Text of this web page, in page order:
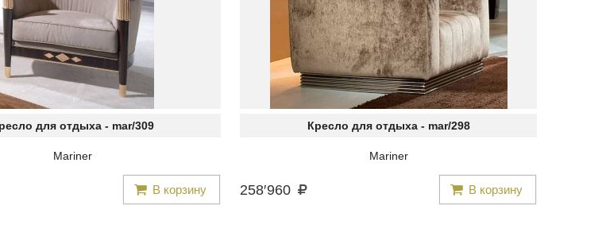
для отдыха - mar/309
Mariner
В корзину
Кресло для отдыха - mar/298
Mariner
258′960 В корзину